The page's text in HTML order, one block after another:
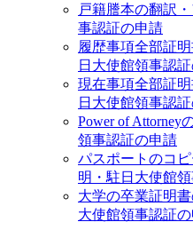
戸籍謄本の翻訳
事認証の申請
履歴事項全部証
日大使館領事認
現在事項全部証
日大使館領事認
Power of Attorney
領事認証の申請
パスポートのコ
明・駐日大使館
大学の卒業証明
大使館領事認証